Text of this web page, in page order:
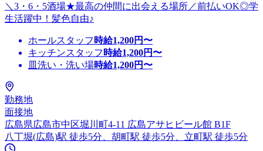
＼3・6・5酒場★最高の仲間に出会える場所／前払いOK◎学
生活躍中！髪色自由♪
ホールスタッフ 時給1,200円〜
キッチンスタッフ 時給1,200円〜
皿洗い・洗い場時給1,200円〜
勤務地
面接地
広島県広島市中区堀川町4-11 広島アサヒビール館 B1F
八丁堀(広島)駅 徒歩5分、胡町駅 徒歩5分、立町駅 徒歩5分